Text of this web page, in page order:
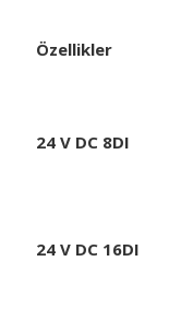
Özellikler
24 V DC 8DI
24 V DC 16DI